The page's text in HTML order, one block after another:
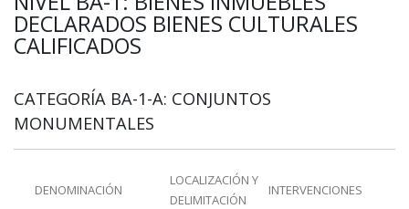
DECLARADOS BIENES CULTURALES
CALIFICADOS
CATEGORÍA BA-1-A: CONJUNTOS
MONUMENTALES
DENOMINACIÓN
LOCALIZACIÓN Y
DELIMITACIÓN
INTERVENCIONES